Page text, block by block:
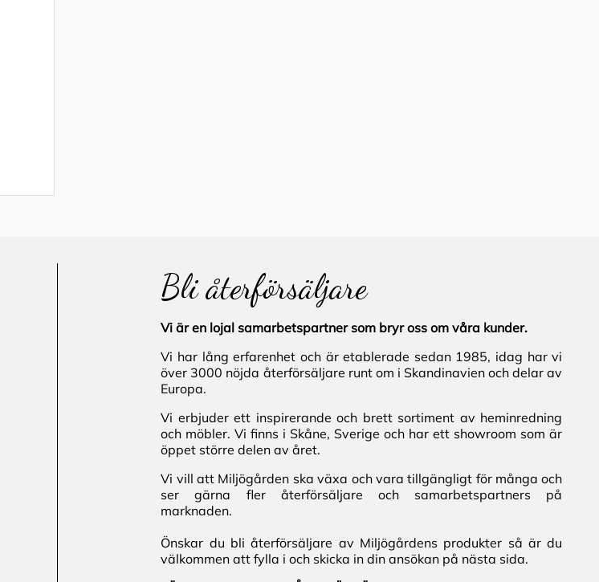
Bli återförsäljare
Vi är en lojal samarbetspartner som bryr oss om våra kunder.
Vi har lång erfarenhet och är etablerade sedan 1985, idag har vi
över 3000 nöjda återförsäljare runt om i Skandinavien och delar av
Europa.
Vi erbjuder ett inspirerande och brett sortiment av heminredning
och möbler. Vi finns i Skåne, Sverige och har ett showroom som är
öppet större delen av året.
Vi vill att Miljögården ska växa och vara tillgängligt för många och
ser gärna fler återförsäljare och samarbetspartners på
marknaden.
Önskar du bli återförsäljare av Miljögårdens produkter så är du
välkommen att fylla i och skicka in din ansökan på nästa sida.